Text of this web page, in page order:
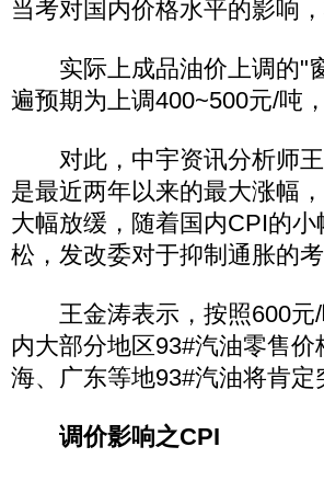
当考对国内价格水平的影响
实际上成品油价上调的"
遍预期为上调400~500元/吨
对此，中宇资讯分析师王
是最近两年以来的最大涨幅
大幅放缓，随着国内CPI的
松，发改委对于抑制通胀的
王金涛表示，按照600元/
内大部分地区93#汽油零售
海、广东等地93#汽油将肯定
调价影响之CPI